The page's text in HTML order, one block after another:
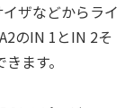
ザなどからライ
のIN 1とIN 2そ
ます。